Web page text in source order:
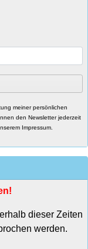
meiner persönlichen
den Newsletter jederzeit
Impressum.
dieser Zeiten
werden.